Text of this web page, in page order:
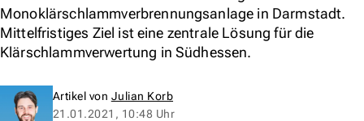
Monoklärschlammverbrennungsanlage in Darmstadt.
Mittelfristiges Ziel ist eine zentrale Lösung für die
Klärschlammverwertung in Südhessen.
Artikel von Julian Korb
21.01.2021, 10:48 Uhr